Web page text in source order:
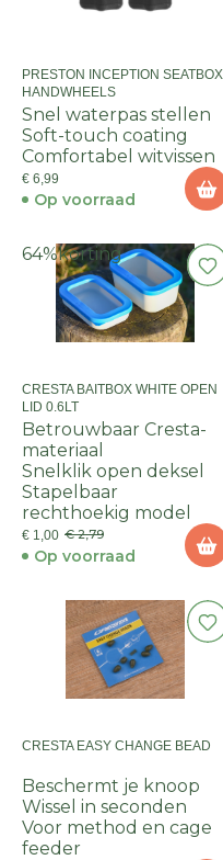
PRESTON INCEPTION SEATBOX
HANDWHEELS
Snel waterpas stellen
Soft-touch coating
Comfortabel witvissen
€ 6,99
Op voorraad
64%korting
CRESTA BAITBOX WHITE OPEN
LID 0.6LT
Betrouwbaar Cresta-
materiaal
Snelklik open deksel
Stapelbaar
rechthoekig model
€ 1,00 € 2,79
Op voorraad
CRESTA EASY CHANGE BEAD
Beschermt je knoop
Wissel in seconden
Voor method en cage
feeder